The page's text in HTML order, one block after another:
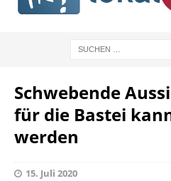
Schwebende
für die Bastei
werden
15. Juli 2020